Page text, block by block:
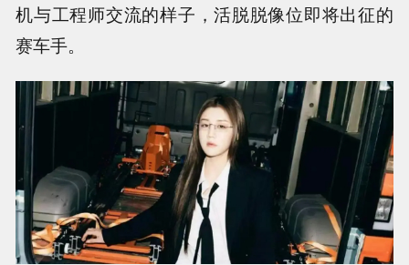
机与工程师交流的样子，活脱脱像位即将出征的
赛车手。